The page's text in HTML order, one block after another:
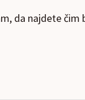
da najdete čim